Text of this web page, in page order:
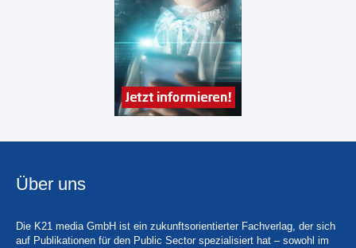
Über uns
Die K21 media GmbH ist ein zukunftsorientierter Fachverlag, der sich
auf Publikationen für den Public Sector spezialisiert hat – sowohl im